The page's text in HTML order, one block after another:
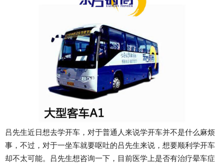
吕先生近日想去学开车，对于普通人来说学开车并不是什么麻烦
事，不过，对于一坐车就要呕吐的吕先生来说，想要顺利学开车
却不太可能。吕先生想咨询一下，目前医学上是否有治疗晕车症